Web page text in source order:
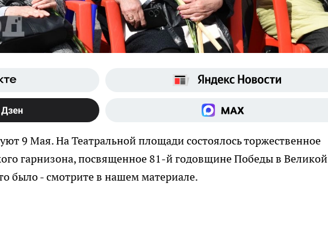
9 Мая. На Театральной площади состоялось торжественное
гарнизона, посвященное 81-й годовщине Победы в Великой
было - смотрите в нашем материале.